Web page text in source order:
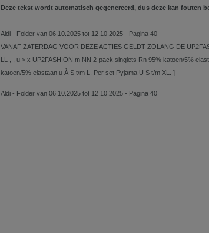
Deze tekst wordt automatisch gegenereerd, dus deze kan fouten
Aldi - Folder van 06.10.2025 tot 12.10.2025 - Pagina 40
VANAF ZATERDAG VOOR DEZE ACTIES GELDT ZOLANG DE
LL , , u > x UP2FASHION m NN 2-pack singlets Rn 95% katoen/5%
katoen/5% elastaan u À S t/m L. Per set Pyjama U S t/m XL. ]
Aldi - Folder van 06.10.2025 tot 12.10.2025 - Pagina 40